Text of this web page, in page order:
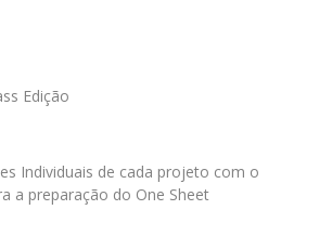
Edição
Individuais de cada projeto com o
a preparação do One Sheet